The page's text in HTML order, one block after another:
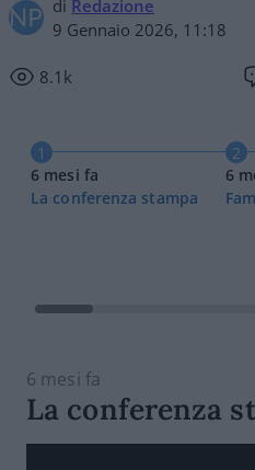
di Redazione
9 Gennaio 2026, 11:18
8.1k
1
6 mesi fa
La conferenza stampa
2
6
6 mesi fa
La conferenza